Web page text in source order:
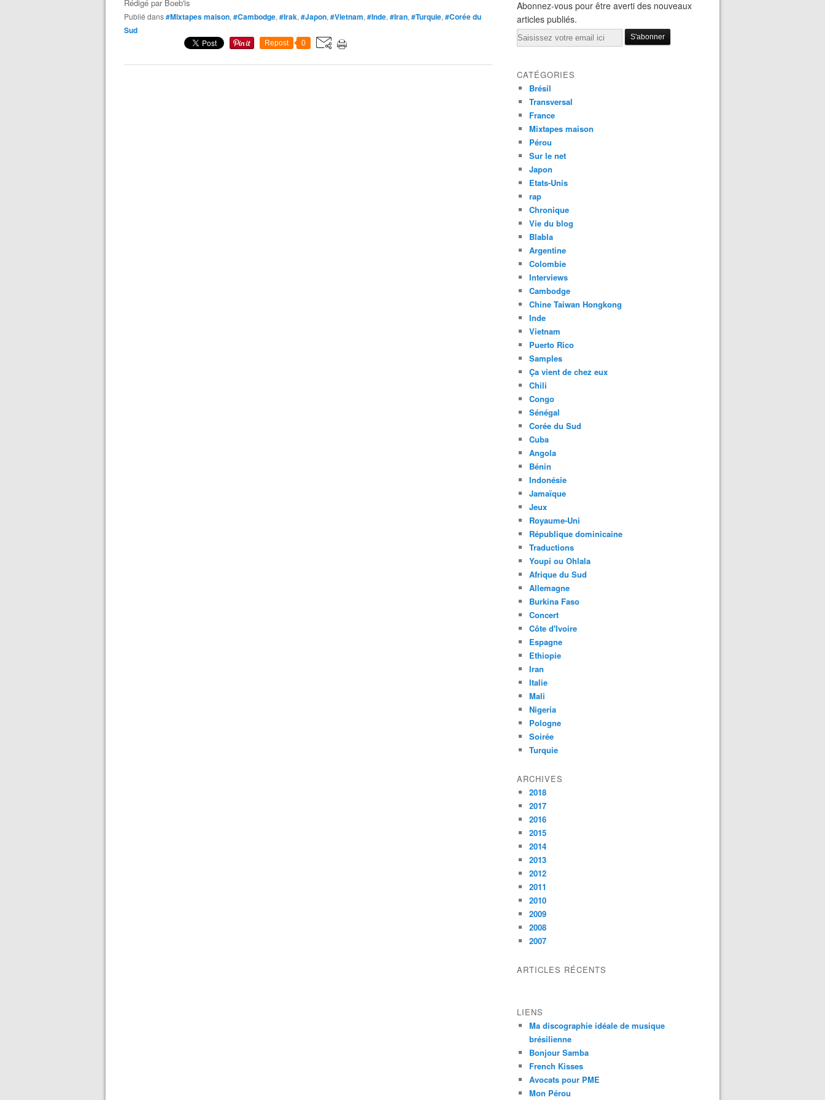
Rédigé par Boeb'is
Publié dans#Mixtapes maison, #Cambodge, #Irak, #Japon, #Vietnam, #Inde, #Iran, #Turquie, #Corée du
Sud
Repost 0
Abonnez-vous pour être averti des nouveaux
articles publiés.
Email
CATÉGORIES
Brésil
Transversal
France
Mixtapes maison
Pérou
Sur le net
Japon
Etats-Unis
rap
Chronique
Vie du blog
Blabla
Argentine
Colombie
Interviews
Cambodge
Chine Taiwan Hongkong
Inde
Vietnam
Puerto Rico
Samples
Ça vient de chez eux
Chili
Congo
Sénégal
Corée du Sud
Cuba
Angola
Bénin
Indonésie
Jamaïque
Jeux
Royaume-Uni
République dominicaine
Traductions
Youpi ou Ohlala
Afrique du Sud
Allemagne
Burkina Faso
Concert
Côte d'Ivoire
Espagne
Ethiopie
Iran
Italie
Mali
Nigeria
Pologne
Soirée
Turquie
ARCHIVES
2018
2017
2016
2015
2014
2013
2012
2011
2010
2009
2008
2007
ARTICLES RÉCENTS
LIENS
Ma discographie idéale de musique
brésilienne
Bonjour Samba
French Kisses
Avocats pour PME
Mon Pérou